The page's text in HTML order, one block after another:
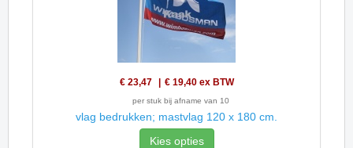
€ 23,47 € 19,40 ex BTW
per stuk bij afname van 10
vlag bedrukken; mastvlag 120 x 180 cm.
Kies opties